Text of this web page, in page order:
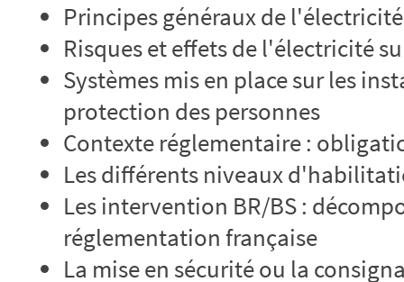
Principes généraux de l'électricité
Risques et effets de l'électricité
Systèmes mis en place sur les
protection des personnes
Contexte réglementaire :
Les différents niveaux
Les intervention BR/BS :
réglementation française
La mise en sécurité ou la